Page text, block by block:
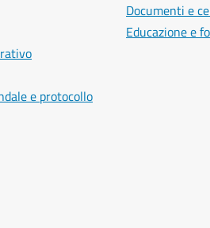
e protocollo
Documenti e
Educazione e